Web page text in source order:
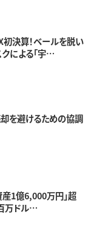
初決算！ベールを脱い
クによる「宇…
を避けるための協調
産1億6,000万円」超
万ドル…